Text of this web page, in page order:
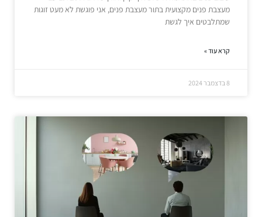
מעצבת פנים מקצועית בתור מעצבת פנים, אני פוגשת לא מעט זוגות
שמתלבטים איך לגשת
קרא עוד »
8 בדצמבר 2024